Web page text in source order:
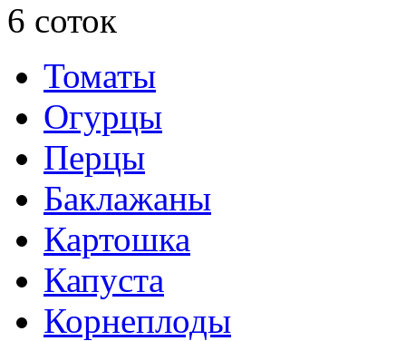
6 соток
Томаты
Огурцы
Перцы
Баклажаны
Картошка
Капуста
Корнеплоды